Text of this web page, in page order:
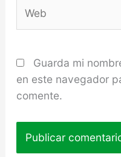
Guarda mi
en este navegador
comente.